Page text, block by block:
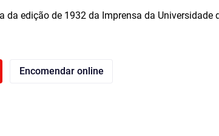
da edição de 1932 da Imprensa da Universidade
Encomendar online